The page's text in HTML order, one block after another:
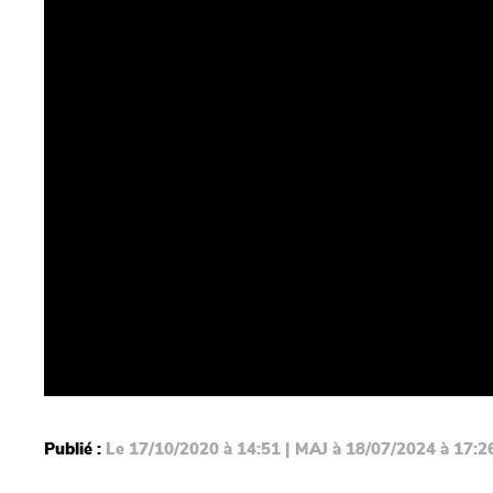
Publié : Le 17/10/2020 à 14:51 | MAJ à 18/07/2024 à